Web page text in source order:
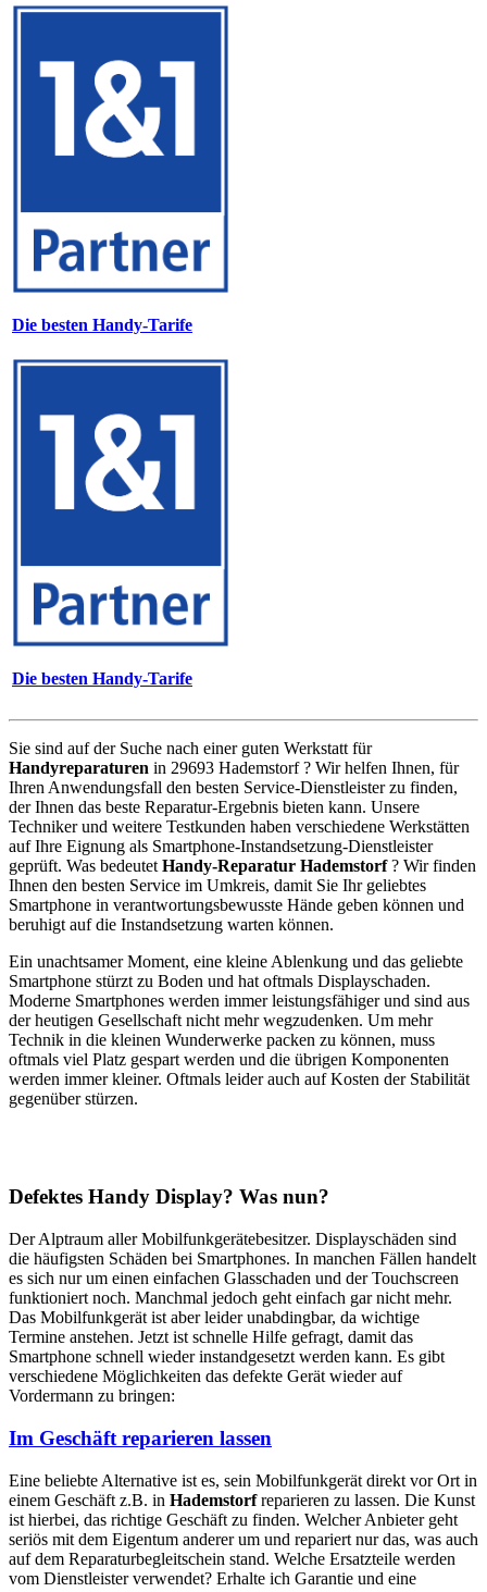
Die besten Handy-Tarife
Die besten Handy-Tarife
Sie sind auf der Suche nach einer guten Werkstatt für
Handyreparaturen in 29693 Hademstorf ? Wir helfen Ihnen, für
Ihren Anwendungsfall den besten Service-Dienstleister zu finden,
der Ihnen das beste Reparatur-Ergebnis bieten kann. Unsere
Techniker und weitere Testkunden haben verschiedene Werkstätten
auf Ihre Eignung als Smartphone-Instandsetzung-Dienstleister
geprüft. Was bedeutet Handy-Reparatur Hademstorf? Wir finden
Ihnen den besten Service im Umkreis, damit Sie Ihr geliebtes
Smartphone in verantwortungsbewusste Hände geben können und
beruhigt auf die Instandsetzung warten können.
Ein unachtsamer Moment, eine kleine Ablenkung und das geliebte
Smartphone stürzt zu Boden und hat oftmals Displayschaden.
Moderne Smartphones werden immer leistungsfähiger und sind aus
der heutigen Gesellschaft nicht mehr wegzudenken. Um mehr
Technik in die kleinen Wunderwerke packen zu können, muss
oftmals viel Platz gespart werden und die übrigen Komponenten
werden immer kleiner. Oftmals leider auch auf Kosten der Stabilität
gegenüber stürzen.
Defektes Handy Display? Was nun?
Der Alptraum aller Mobilfunkgerätebesitzer. Displayschäden sind
die häufigsten Schäden bei Smartphones. In manchen Fällen handelt
es sich nur um einen einfachen Glasschaden und der Touchscreen
funktioniert noch. Manchmal jedoch geht einfach gar nicht mehr.
Das Mobilfunkgerät ist aber leider unabdingbar, da wichtige
Termine anstehen. Jetzt ist schnelle Hilfe gefragt, damit das
Smartphone schnell wieder instandgesetzt werden kann. Es gibt
verschiedene Möglichkeiten das defekte Gerät wieder auf
Vordermann zu bringen:
Im Geschäft reparieren lassen
Eine beliebte Alternative ist es, sein Mobilfunkgerät direkt vor Ort in
einem Geschäft z.B. in Hademstorfreparieren zu lassen. Die Kunst
ist hierbei, das richtige Geschäft zu finden. Welcher Anbieter geht
seriös mit dem Eigentum anderer um und repariert nur das, was auch
auf dem Reparaturbegleitschein stand. Welche Ersatzteile werden
vom Dienstleister verwendet? Erhalte ich Garantie und eine